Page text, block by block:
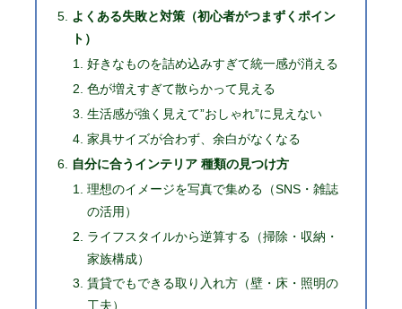
よくある失敗と対策（初心者がつまずくポイン
ト）
好きなものを詰め込みすぎて統一感が消える
色が増えすぎて散らかって見える
生活感が強く見えて”おしゃれ”に見えない
家具サイズが合わず、余白がなくなる
自分に合うインテリア 種類の見つけ方
理想のイメージを写真で集める（SNS・雑誌
の活用）
ライフスタイルから逆算する（掃除・収納・
家族構成）
賃貸でもできる取り入れ方（壁・床・照明の
工夫）